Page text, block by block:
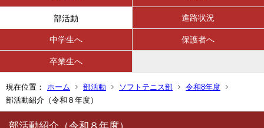
部活動 進路状況
中学生へ 保護者へ
卒業生へ
現在位置： ホーム 部活動 ソフトテニス部
令和8年度
部活動紹介（令和８年度）